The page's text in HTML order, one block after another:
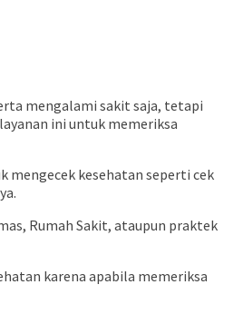
mengalami sakit saja, tetapi
ini untuk memeriksa
mengecek kesehatan seperti cek
Rumah Sakit, ataupun praktek
karena apabila memeriksa